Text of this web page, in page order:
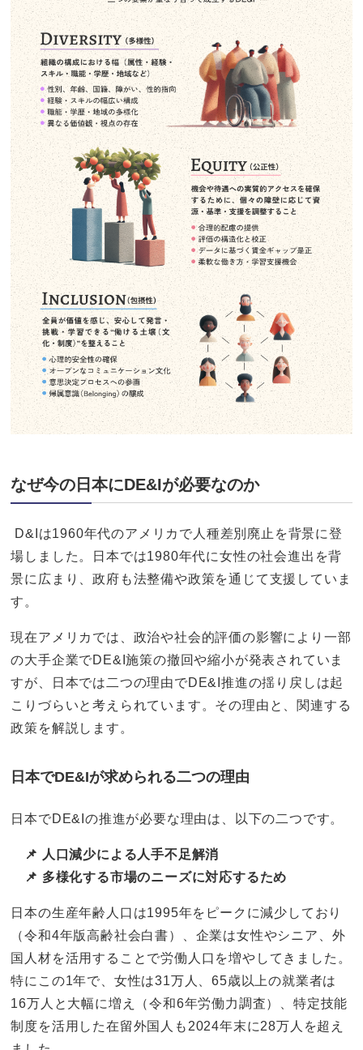
なぜ今の日本にDE&Iが必要なのか
D&Iは1960年代のアメリカで人種差別廃止を背景に登
場しました。日本では1980年代に女性の社会進出を背
景に広まり、政府も法整備や政策を通じて支援していま
す。
現在アメリカでは、政治や社会的評価の影響により一部
の大手企業でDE&I施策の撤回や縮小が発表されていま
すが、日本では二つの理由でDE&I推進の揺り戻しは起
こりづらいと考えられています。その理由と、関連する
政策を解説します。
日本でDE&Iが求められる二つの理由
日本でDE&Iの推進が必要な理由は、以下の二つです。
📌 人口減少による人手不足解消
📌 多様化する市場のニーズに対応するため
日本の生産年齢人口は1995年をピークに減少しており
（令和4年版高齢社会白書）、企業は女性やシニア、外
国人材を活用することで労働人口を増やしてきました。
特にこの1年で、女性は31万人、65歳以上の就業者は
16万人と大幅に増え（令和6年労働力調査）、特定技能
制度を活用した在留外国人も2024年末に28万人を超え